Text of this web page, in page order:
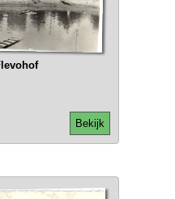
Bekijk